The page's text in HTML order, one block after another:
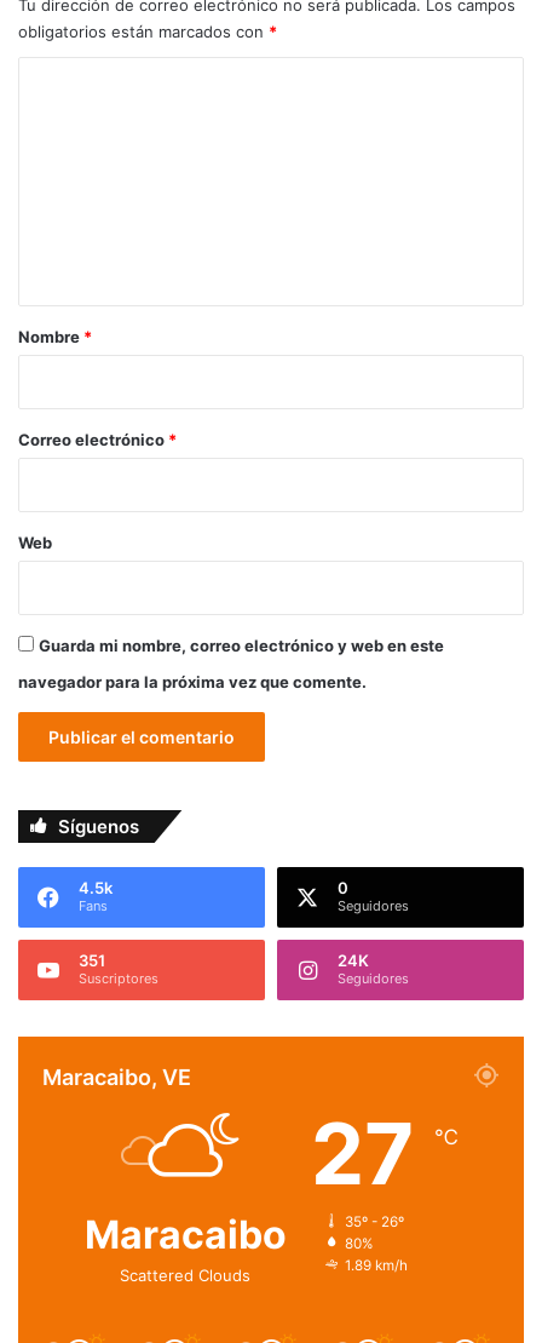
Tu dirección de correo electrónico no será publicada.
Los campos
obligatorios están marcados con *
r
*
Nombre *
Correo electrónico *
Web
Guarda mi nombre, correo electrónico y web en este
navegador para la próxima vez que comente.
Síguenos
4.5k
Fans
0
Seguidores
351
Suscriptores
24K
Seguidores
Maracaibo, VE
Maracaibo
Scattered Clouds
27 ℃
35º - 26º
80%
1.89 km/h